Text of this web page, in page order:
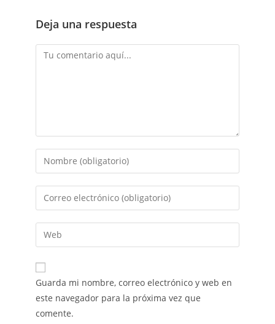
Deja una respuesta
Guarda mi nombre, correo electrónico y web en
este navegador para la próxima vez que
comente.